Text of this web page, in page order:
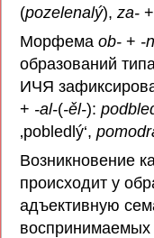
(pozelenalý), za-
Морфема ob- + -
образований
ИЧЯ
+ -al-(-ěl-):
‚pobledlý‘,
Возникновение
происходит у
адъективную
воспринимаемых